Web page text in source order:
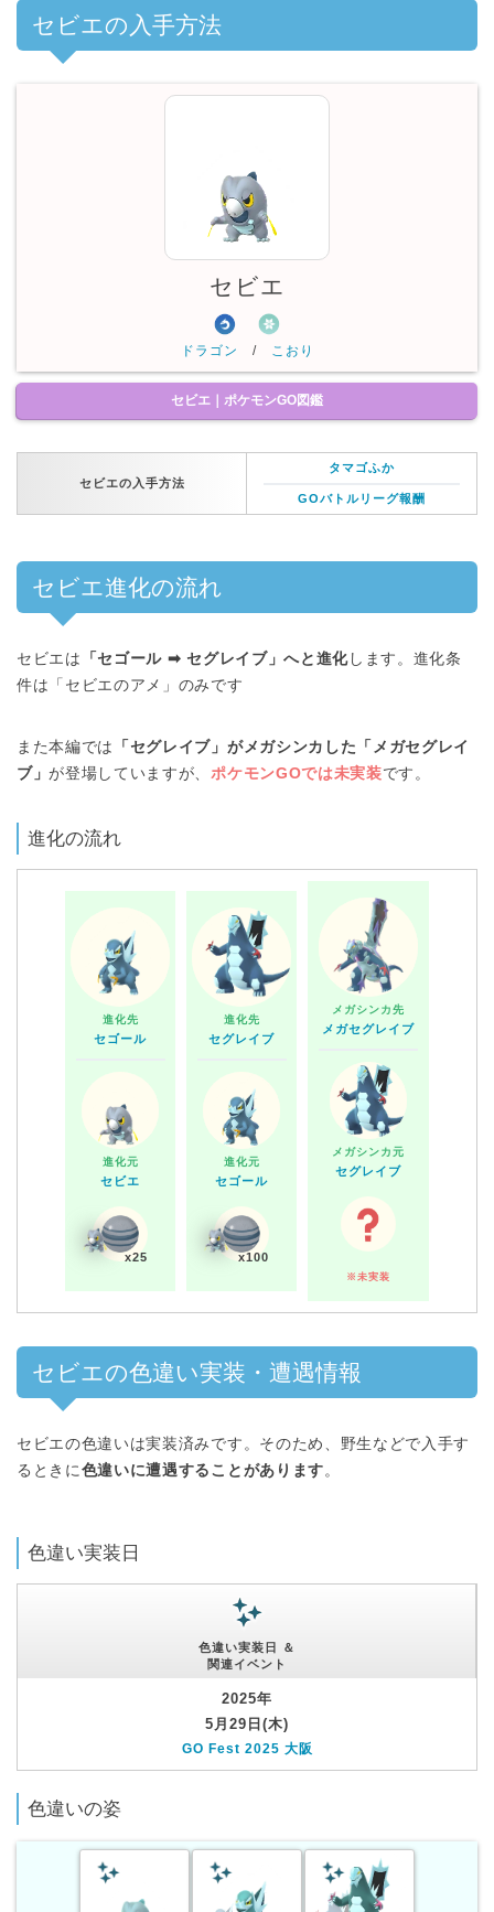
セビエの入手方法
セビエ
ドラゴン / こおり
セビエ｜ポケモンGO図鑑
セビエの入手方法
タマゴふか
GOバトルリーグ報酬
セビエ進化の流れ
セビエは 「セゴール ➡︎ セグレイブ」へと進化します。進化条
件は「セビエのアメ」のみです
また本編では
「セグレイブ」がメガシンカした「メガセグレイ
ブ」が登場していますが、ポケモンGOでは未実装です。
進化の流れ
進化先
セゴール
進化元
セビエ
x25
進化先
セグレイブ
進化元
セゴール
x100
メガシンカ先
メガセグレイブ
メガシンカ元
セグレイブ
※未実装
セビエの色違い実装・遭遇情報
セビエの色違いは実装済みです。そのため、野生などで入手す
るときに 色違いに遭遇することがあります 。
色違い実装日
色違い実装日 ＆
関連イベント
2025年
5月29日(木)
GO Fest 2025 大阪
色違いの姿